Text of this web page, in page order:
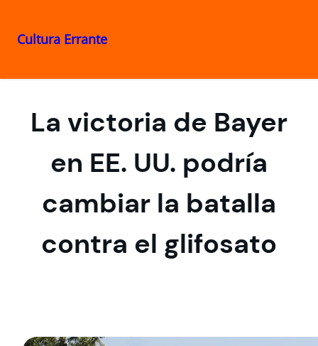
al
Cultura Errante
La victoria de Bayer
en EE. UU. podría
cambiar la batalla
contra el glifosato